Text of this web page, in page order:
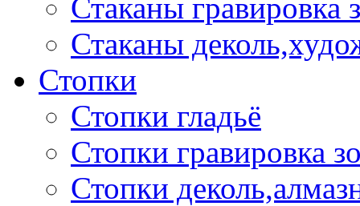
Стаканы гравировка
Стаканы
Стопки
Стопки гладьё
Стопки гравировка
Стопки